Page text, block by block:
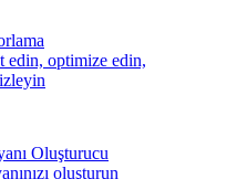
edin, optimize edin,
Oluşturucu
oluşturun